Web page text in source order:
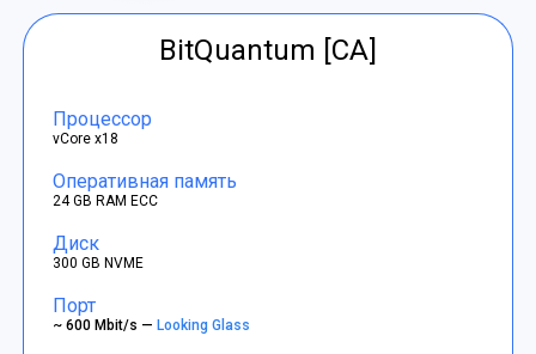
BitQuantum [CA]
Процессор
vCore x18
Оперативная память
24 GB RAM ECC
Диск
300 GB NVME
Порт
~ 600 Mbit/s —Looking Glass